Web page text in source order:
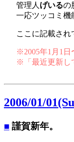
管理人 げいるの
一応ツッコミ機
ここに記載され
※2005年1月1日
※「最近更新し
2006/01/
■ 謹賀新年。